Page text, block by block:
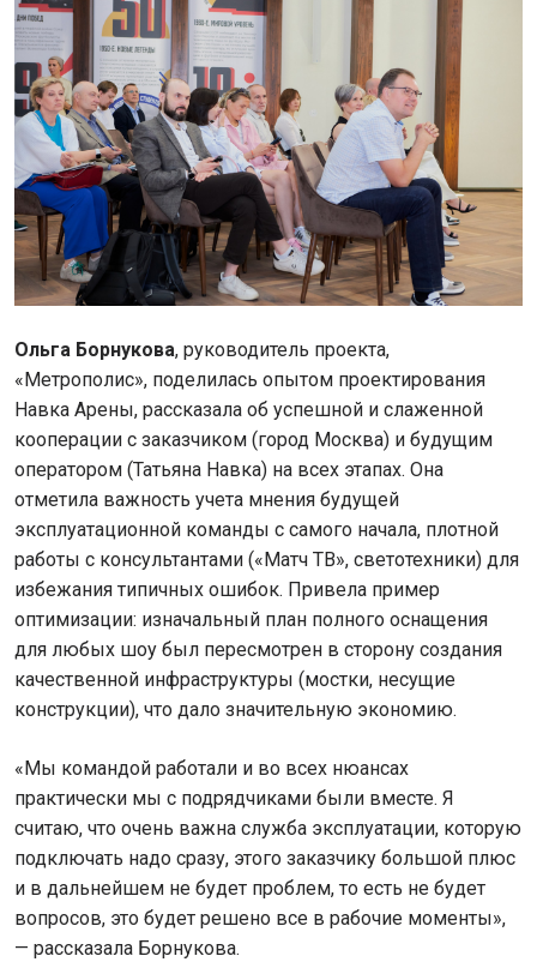
Ольга Борнукова, руководитель проекта,
«Метрополис», поделилась опытом проектирования
Навка Арены, рассказала об успешной и слаженной
кооперации с заказчиком (город Москва) и будущим
оператором (Татьяна Навка) на всех этапах. Она
отметила важность учета мнения будущей
эксплуатационной команды с самого начала, плотной
работы с консультантами («Матч ТВ», светотехники) для
избежания типичных ошибок. Привела пример
оптимизации: изначальный план полного оснащения
для любых шоу был пересмотрен в сторону создания
качественной инфраструктуры (мостки, несущие
конструкции), что дало значительную экономию.
«Мы командой работали и во всех нюансах
практически мы с подрядчиками были вместе. Я
считаю, что очень важна служба эксплуатации, которую
подключать надо сразу, этого заказчику большой плюс
и в дальнейшем не будет проблем, то есть не будет
вопросов, это будет решено все в рабочие моменты»,
— рассказала Борнукова.